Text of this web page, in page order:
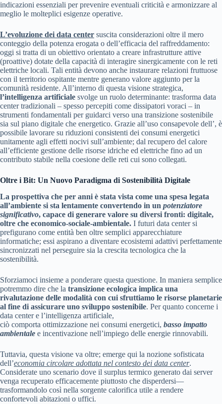
indicazioni essenziali per prevenire eventuali criticità e armonizzare al
meglio le molteplici esigenze operative.
L’evoluzione dei data center suscita considerazioni oltre il mero
conteggio della potenza erogata o dell’efficacia del raffreddamento:
oggi si tratta di un obiettivo orientato a creare infrastrutture attive
(proattive) dotate della capacità di interagire sinergicamente con le reti
elettriche locali. Tali entità devono anche instaurare relazioni fruttuose
con il territorio ospitante mentre generano valore aggiunto per la
comunità residente. All’interno di questa visione strategica,
l’intelligenza artificiale svolge un ruolo determinante: trasforma data
center tradizionali – spesso percepiti come dissipatori voraci – in
strumenti fondamentali per guidarci verso una transizione sostenibile
sia sul piano digitale che energetico. Grazie all’uso consapevole dell’, è
possibile lavorare su riduzioni consistenti dei consumi energetici
unitamente agli effetti nocivi sull’ambiente; dal recupero del calore
all’efficiente gestione delle risorse idriche ed elettriche fino ad un
contributo stabile nella coesione delle reti cui sono collegati.
Oltre i Bit: Un Nuovo Paradigma di Sostenibilità Digitale
La prospettiva che per anni è stata vista come una spesa legata
all’ambiente si sta lentamente convertendo in un potenziatore
significativo, capace di generare valore su diversi fronti: digitale,
oltre che economico-sociale-ambientale. I futuri data center si
prefigurano come entità ben oltre semplici apparecchiature
informatiche; essi aspirano a diventare ecosistemi adattivi perfettamente
sincronizzati nel perseguire sia la crescita tecnologica che la
sostenibilità.
Sforziamoci insieme a ponderare questa questione. In maniera semplice
potremmo dire che la transizione ecologica implica una
rivalutazione delle modalità con cui sfruttiamo le risorse planetarie
al fine di assicurare uno sviluppo sostenibile. Per quanto concerne i
data center e l’intelligenza artificiale,
ciò comporta ottimizzazione nei consumi energetici, basso impatto
ambientale e incentivazione nell’impiego delle energie rinnovabili.
Tuttavia, questa visione va oltre; emerge qui la nozione sofisticata
dell’economia circolare adottata nel contesto dei data center.
Considerate uno scenario dove il surplus termico generato dai server
venga recuperato efficacemente piuttosto che disperdersi—
trasformandolo così nella sorgente calorifica utile a rendere
confortevoli abitazioni o uffici.